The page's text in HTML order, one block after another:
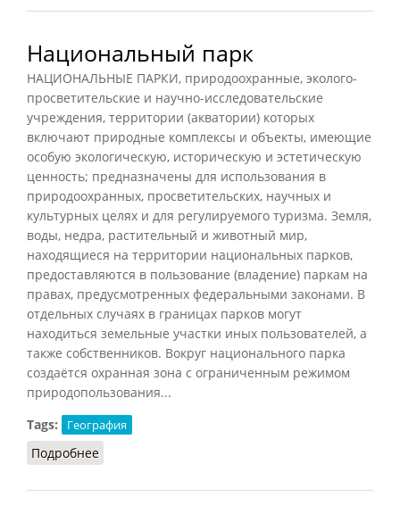
Национальный парк
НАЦИОНАЛЬНЫЕ ПАРКИ, природоохранные, эколого-
просветительские и научно-исследовательские
учреждения, территории (акватории) которых
включают природные комплексы и объекты, имеющие
особую экологическую, историческую и эстетическую
ценность; предназначены для использования в
природоохранных, просветительских, научных и
культурных целях и для регулируемого туризма. Земля,
воды, недра, растительный и животный мир,
находящиеся на территории национальных парков,
предоставляются в пользование (владение) паркам на
правах, предусмотренных федеральными законами. В
отдельных случаях в границах парков могут
находиться земельные участки иных пользователей, а
также собственников. Вокруг национального парка
создаётся охранная зона с ограниченным режимом
природопользования...
Tags:
География
Подробнее